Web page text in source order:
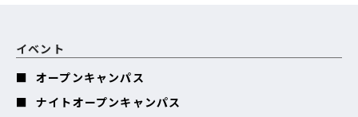
イベント
オープンキャンパス
ナイトオープンキャンパス